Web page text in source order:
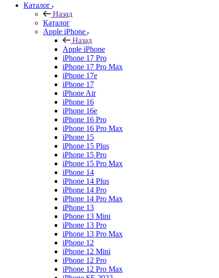
Каталог
Назад
Каталог
Apple iPhone
Назад
Apple iPhone
iPhone 17 Pro
iPhone 17 Pro Max
iPhone 17e
iPhone 17
iPhone Air
iPhone 16
iPhone 16e
iPhone 16 Pro
iPhone 16 Pro Max
iPhone 15
iPhone 15 Plus
iPhone 15 Pro
iPhone 15 Pro Max
iPhone 14
iPhone 14 Plus
iPhone 14 Pro
iPhone 14 Pro Max
iPhone 13
iPhone 13 Mini
iPhone 13 Pro
iPhone 13 Pro Max
iPhone 12
iPhone 12 Mini
iPhone 12 Pro
iPhone 12 Pro Max